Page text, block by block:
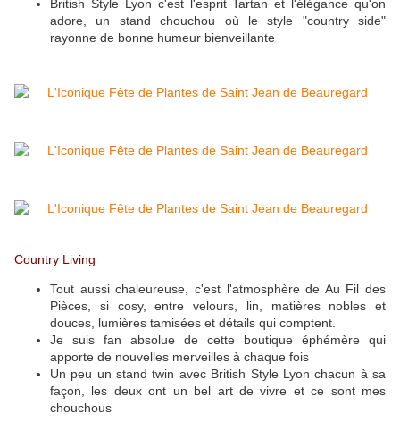
British Style Lyon c'est l'esprit Tartan et l'élégance qu'on
adore, un stand chouchou où le style "country side"
rayonne de bonne humeur bienveillante
Country Living
Tout aussi chaleureuse, c'est l'atmosphère de Au Fil des
Pièces, si cosy, entre velours, lin, matières nobles et
douces, lumières tamisées et détails qui comptent.
Je suis fan absolue de cette boutique éphémère qui
apporte de nouvelles merveilles à chaque fois
Un peu un stand twin avec British Style Lyon chacun à sa
façon, les deux ont un bel art de vivre et ce sont mes
chouchous